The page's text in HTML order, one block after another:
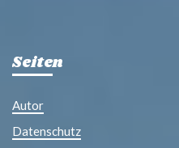
Seiten
Autor
Datenschutz